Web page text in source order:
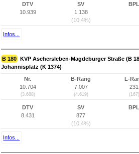
DTV
10.939
SV
1.138
(10,4%)
BPL
Infos...
B 180 KVP Aschersleben-Magdeburger Straße (B
Johannisplatz (K 1374)
Nr.
10.704
(3.688)
B-Rang
7.007
(4.619)
L-
231
(167)
DTV
8.431
SV
877
(10,4%)
BPL
Infos...